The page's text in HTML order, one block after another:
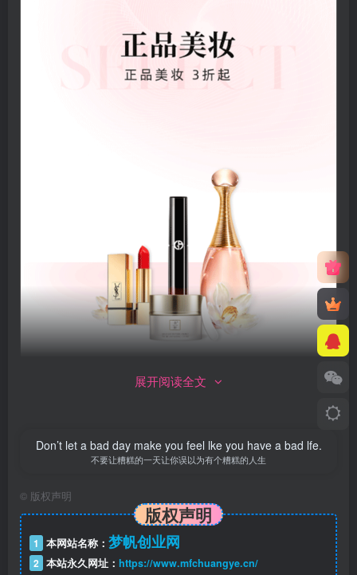
展开阅读全文
Don’t let a bad day make you feel lke you have a bad lfe.
不要让糟糕的一天让你误以为有个糟糕的人生
© 版权声明
版权声明
1 本网站名称： 梦帆创业网
2 本站永久网址： https://www.mfchuangye.cn/